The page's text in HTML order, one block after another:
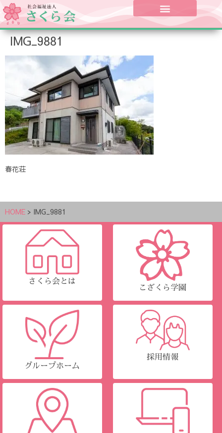
IMG_9881
春花荘
HOME > IMG_9881
さくら会とは
こざくら学園
グループホーム
採用情報